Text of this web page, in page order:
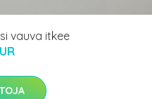
vauva itkee